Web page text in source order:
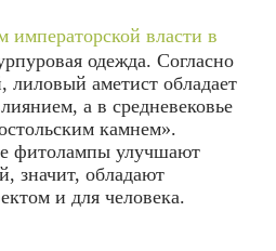
императорской власти в
одежда. Согласно
аметист обладает
а в средневековье
камнем».
фитолампы улучшают
значит, обладают
и для человека.